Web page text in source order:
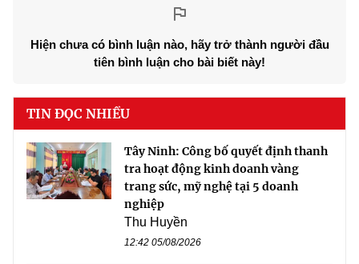
Hiện chưa có bình luận nào, hãy trở thành người đầu
tiên bình luận cho bài biết này!
TIN ĐỌC NHIỀU
Tây Ninh: Công bố quyết định thanh
tra hoạt động kinh doanh vàng
trang sức, mỹ nghệ tại 5 doanh
nghiệp
Thu Huyền
12:42 05/08/2026